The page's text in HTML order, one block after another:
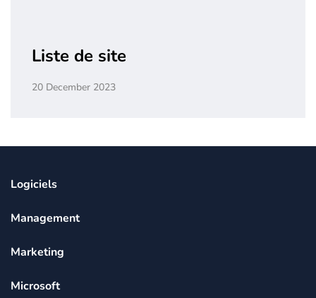
Liste de site
20 December 2023
Logiciels
Management
Marketing
Microsoft